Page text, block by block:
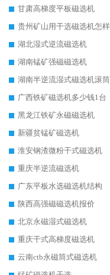
甘肃高梯度平板磁选机
湖北湿式逆流磁选机
湖南锰矿强磁磁选机
湖南半逆流湿式磁选机滚筒
广西铁矿磁选机多少钱1台
黑龙江铁矿永磁磁选机
新疆贫锰矿磁选机
淮安钢渣微粉干式磁选机
重庆半逆流磁选机
广东平板水选磁选机结构
陕西高强磁磁选机报价
北京永磁湿式磁选机
重庆干式高梯度磁选机
云南ctb永磁筒式磁选机